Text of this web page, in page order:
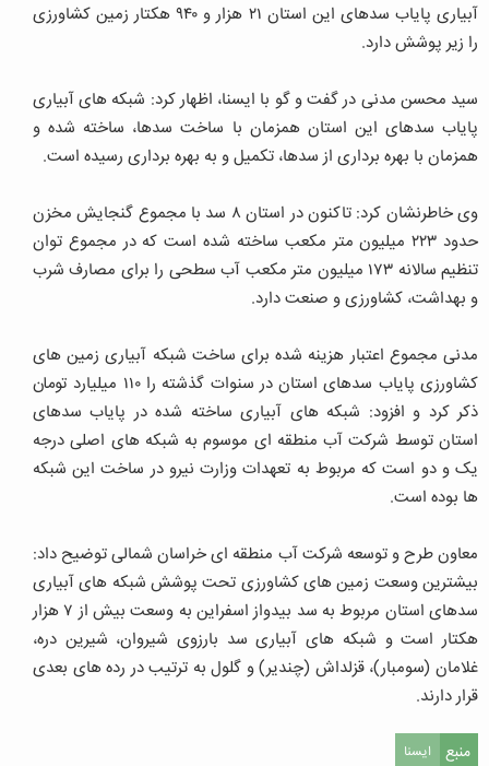
آبیاری پایاب سدهای این استان ۲۱ هزار و ۹۴۰ هکتار زمین کشاورزی
را زیر پوشش دارد.
سید محسن مدنی در گفت و گو با ایسنا، اظهار کرد: شبکه های آبیاری
پایاب سدهای این استان همزمان با ساخت سدها، ساخته شده و
همزمان با بهره برداری از سدها، تکمیل و به بهره برداری رسیده است.
وی خاطرنشان کرد: تاکنون در استان ۸ سد با مجموع گنجایش مخزن
حدود ۲۲۳ میلیون متر مکعب ساخته شده است که در مجموع توان
تنظیم سالانه ۱۷۳ میلیون متر مکعب آب سطحی را برای مصارف شرب
و بهداشت، کشاورزی و صنعت دارد.
مدنی مجموع اعتبار هزینه شده برای ساخت شبکه آبیاری زمین های
کشاورزی پایاب سدهای استان در سنوات گذشته را ۱۱۰ میلیارد تومان
ذکر کرد و افزود: شبکه های آبیاری ساخته شده در پایاب سدهای
استان توسط شرکت آب منطقه ای موسوم به شبکه های اصلی درجه
یک و دو است که مربوط به تعهدات وزارت نیرو در ساخت این شبکه
ها بوده است.
معاون طرح و توسعه شرکت آب منطقه ای خراسان شمالی توضیح داد:
بیشترین وسعت زمین های کشاورزی تحت پوشش شبکه های آبیاری
سدهای استان مربوط به سد بیدواز اسفراین به وسعت بیش از ۷ هزار
هکتار است و شبکه های آبیاری سد بارزوی شیروان، شیرین دره،
غلامان (سومبار)، قزلداش (چندیر) و گلول به ترتیب در رده های بعدی
قرار دارند.
منبع ایسنا